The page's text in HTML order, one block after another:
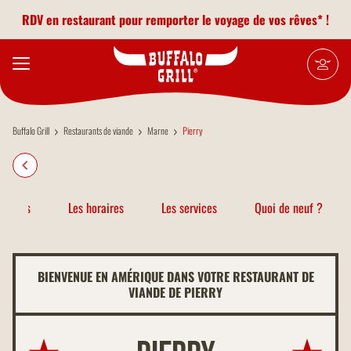
RDV en restaurant pour remporter le voyage de vos rêves* !
Buffalo Grill Restaurants de viande Marne Pierry
Les horaires Les services Quoi de neuf ?
BIENVENUE EN AMÉRIQUE DANS VOTRE RESTAURANT DE
VIANDE DE PIERRY